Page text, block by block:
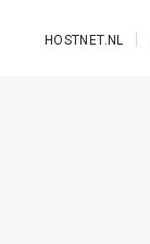
HOSTNET.NL